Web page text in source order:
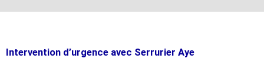
Intervention d’urgence avec Serrurier Aye